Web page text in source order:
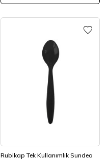
Rubikap Tek Kullanımlık Sundea